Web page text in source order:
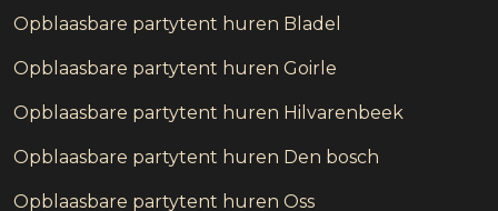
Opblaasbare partytent huren Bladel
Opblaasbare partytent huren Goirle
Opblaasbare partytent huren Hilvarenbeek
Opblaasbare partytent huren Den bosch
Opblaasbare partytent huren Oss